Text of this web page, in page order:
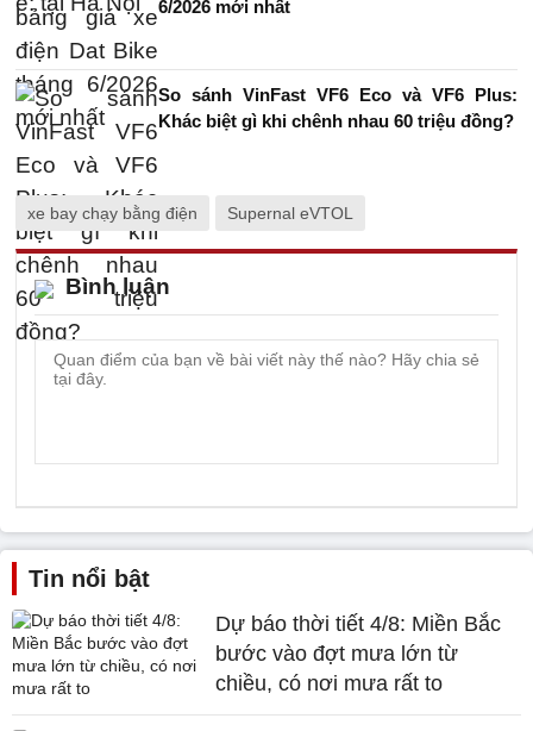
6/2026 mới nhất
So sánh VinFast VF6 Eco và VF6 Plus:
Khác biệt gì khi chênh nhau 60 triệu đồng?
xe bay chạy bằng điện Supernal eVTOL
Bình luận
Tin nổi bật
Dự báo thời tiết 4/8: Miền Bắc
bước vào đợt mưa lớn từ
chiều, có nơi mưa rất to